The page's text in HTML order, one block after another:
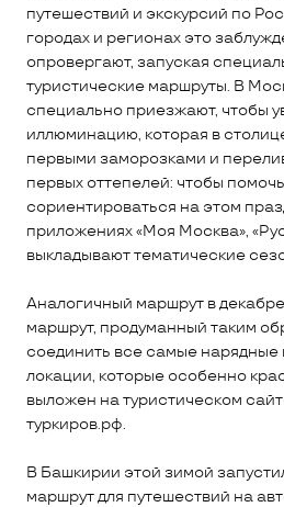
путешествий и экскурсий по
городах и регионах это
опровергают, запуская
туристические маршруты. В
специально приезжают, чтобы
иллюминацию, которая в
первыми заморозками и
первых оттепелей: чтобы
сориентироваться на этом
приложениях «Моя Москва»,
выкладывают тематические
Аналогичный маршрут в
маршрут, продуманный таким
соединить все самые
локации, которые особенно
выложен на туристическом
туркиров.рф.
В Башкирии этой зимой
маршрут для путешествий на